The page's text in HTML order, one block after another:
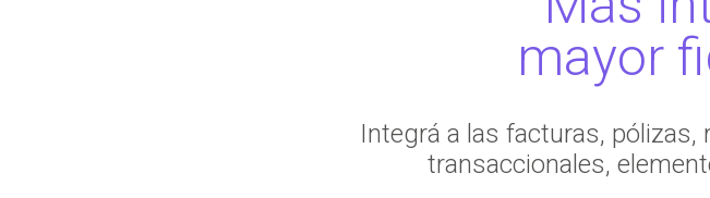
mayor
Integrá a las facturas,
transaccionales,